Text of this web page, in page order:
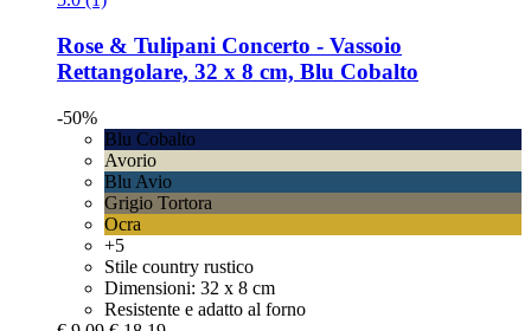
Rose & Tulipani Concerto -​ Vassoio
Rettangolare, 32 x 8 cm, Blu Cobalto
-50%
Blu Cobalto
Avorio
Blu Avio
Grigio Tortora
Ocra
+5
Stile country rustico
Dimensioni: 32 x 8 cm
Resistente e adatto al forno